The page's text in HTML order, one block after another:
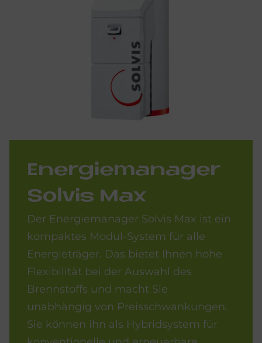
En­er­gie­ma­na­ger
Sol­vis Max
Der Energiemanager Solvis Max ist ein
kompaktes Modul-System für alle
Energieträger. Das bietet Ihnen hohe
Flexibilität bei der Auswahl des
Brennstoffs und macht Sie
unabhängig von Preisschwankungen.
Sie können ihn als Hybridsystem für